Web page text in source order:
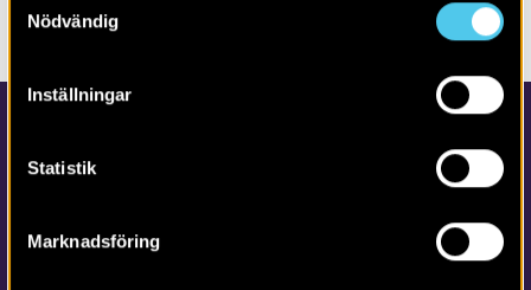
Nödvändig
Inställningar
Statistik
Marknadsföring
eller fritextsökning.